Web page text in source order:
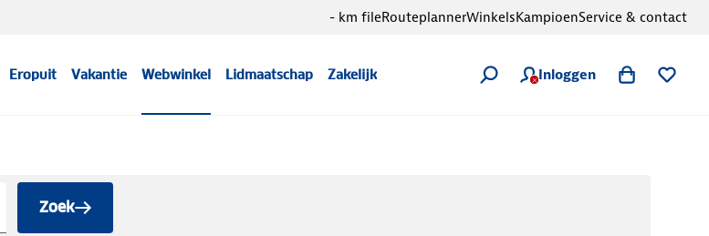
Eropuit Vakantie Webwinkel Lidmaatschap Zakelijk Inloggen
- km fileRouteplannerWinkelsKampioenService & contact
Zoek